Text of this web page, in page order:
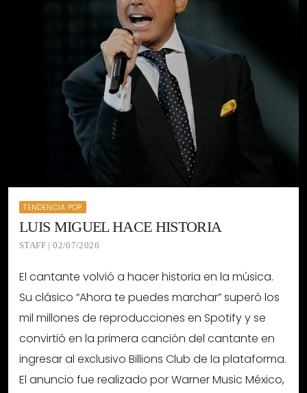
TENDENCIA POP
LUIS MIGUEL HACE HISTORIA
STAFF | 02/07/2026
El cantante volvió a hacer historia en la música.
Su clásico “Ahora te puedes marchar” superó los
mil millones de reproducciones en Spotify y se
convirtió en la primera canción del cantante en
ingresar al exclusivo Billions Club de la plataforma.
El anuncio fue realizado por Warner Music México,